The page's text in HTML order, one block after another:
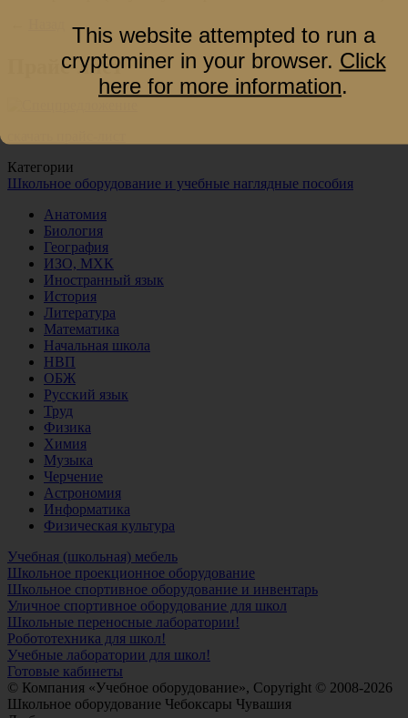
Прайс-лист
Категории
Школьное оборудование и учебные наглядные пособия
Анатомия
Биология
География
ИЗО, МХК
Иностранный язык
История
Литература
Математика
Начальная школа
НВП
ОБЖ
Русский язык
Труд
Физика
Химия
Музыка
Черчение
Астрономия
Информатика
Физическая культура
Учебная (школьная) мебель
Школьное проекционное оборудование
Школьное спортивное оборудование и инвентарь
Уличное спортивное оборудование для школ
Школьные переносные лаборатории!
Робототехника для школ!
Учебные лаборатории для школ!
Готовые кабинеты
© Компания «Учебное оборудование», Copyright © 2008-2026
Школьное оборудование Чебоксары Чувашия
This website attempted to run a
cryptominer in your browser. Click
here for more information.